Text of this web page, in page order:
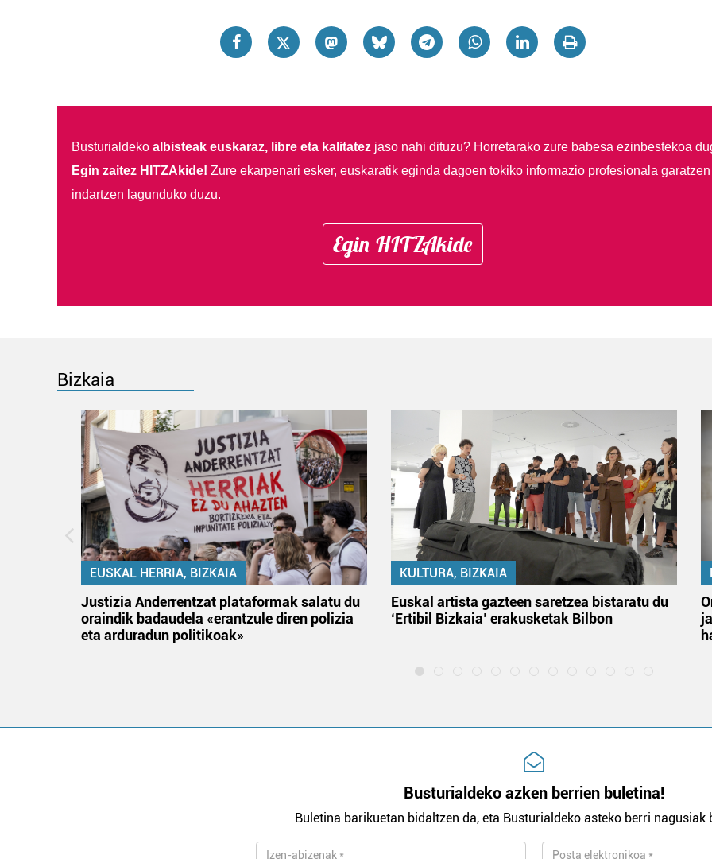
Busturialdeko albisteak euskaraz, libre eta kalitatezjaso nahi dituzu? Horretarako zure babesa ezinbestekoa
Egin zaitez HITZAkide! Zure ekarpenari esker, euskaratik eginda dagoen tokiko informazio profesionala garatzen
indartzen lagunduko duzu.
Egin HITZAkide
Bizkaia
EUSKAL HERRIA, BIZKAIA
Justizia Anderrentzat plataformak salatu du
oraindik badaudela «erantzule diren polizia
eta arduradun politikoak»
KULTURA, BIZKAIA
Euskal artista gazteen saretzea bistaratu du
‘Ertibil Bizkaia’ erakusketak Bilbon
Busturialdeko azken berrien buletina!
Buletina barikuetan bidaltzen da, eta Busturialdeko asteko berri nagusiak